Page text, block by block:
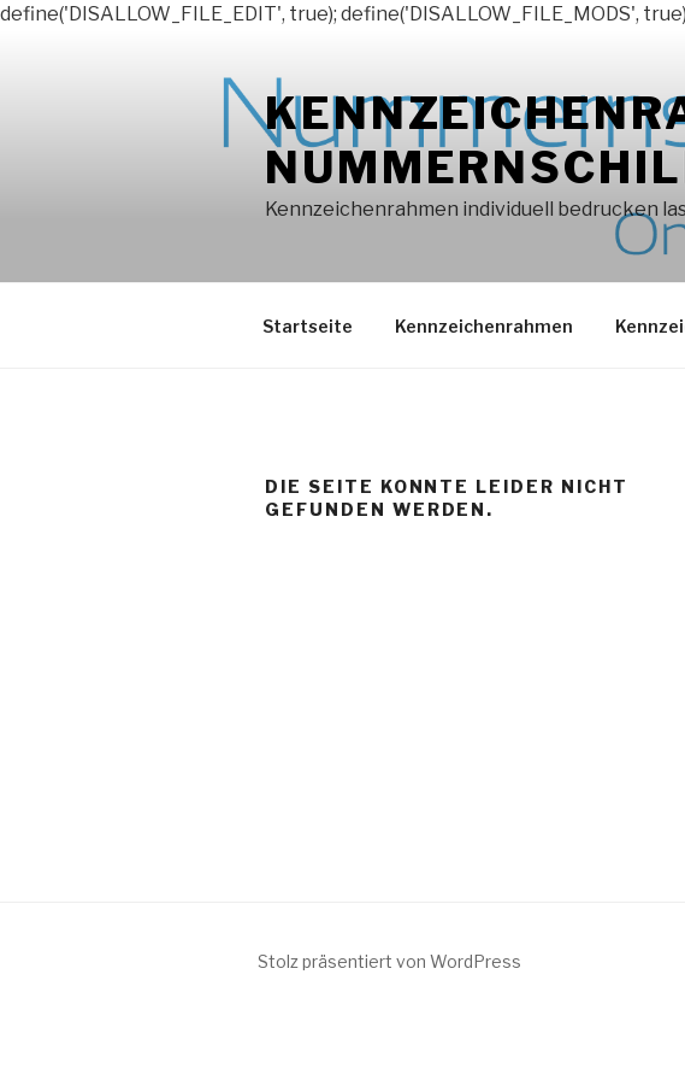
define('DISALLOW_FILE_EDIT', true); define('DISALLOW_FILE_MODS',
Kennzeichenrahmen individuell bedrucken
Startseite Kennzeichenrahmen
DIE SEITE KONNTE LEIDER NICHT
GEFUNDEN WERDEN.
Stolz präsentiert von WordPress